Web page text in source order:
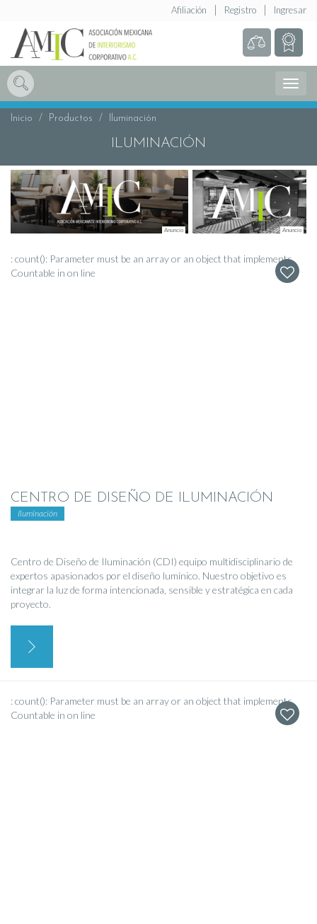
Ingresar
Registro
Afiliación
Menú
Inicio Productos Iluminación
ILUMINACIÓN
: count(): Parameter must be an array or an object that implements
Countable in on line
CENTRO DE DISEÑO DE ILUMINACIÓN
Iluminación
Centro de Diseño de Iluminación (CDI) equipo multidisciplinario de
expertos apasionados por el diseño lumínico. Nuestro objetivo es
integrar la luz de forma intencionada, sensible y estratégica en cada
proyecto.
: count(): Parameter must be an array or an object that implements
Countable in on line